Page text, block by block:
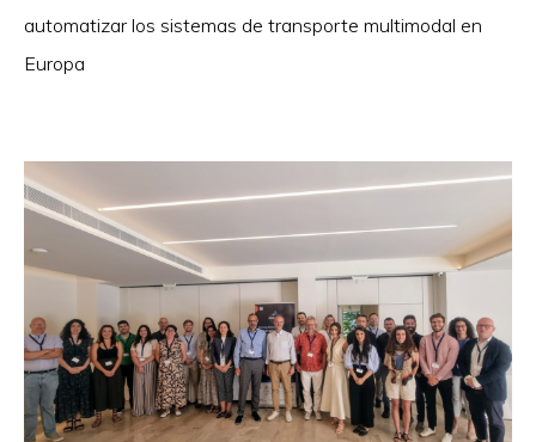
automatizar los sistemas de transporte multimodal en
Europa